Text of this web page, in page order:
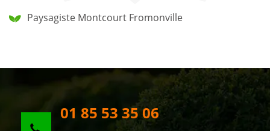
Paysagiste Montcourt Fromonville
01 85 53 35 06